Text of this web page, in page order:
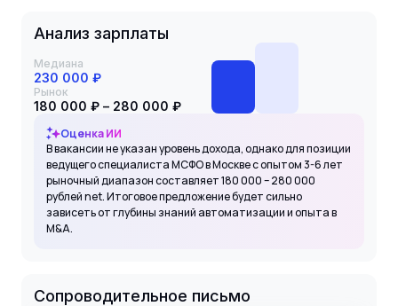
Анализ зарплаты
Медиана
230 000 ₽
Рынок
180 000 ₽ – 280 000 ₽
Оценка ИИ
В вакансии не указан уровень дохода, однако для позиции
ведущего специалиста МСФО в Москве с опытом 3-6 лет
рыночный диапазон составляет 180 000 – 280 000
рублей net. Итоговое предложение будет сильно
зависеть от глубины знаний автоматизации и опыта в
M&A.
Сопроводительное письмо